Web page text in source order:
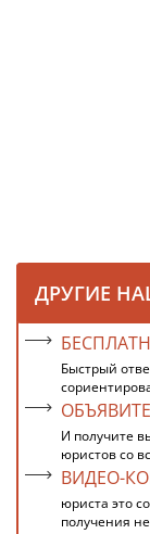
ДРУГИЕ
Быстрый
И получите
юристов со
ВИДЕО-
юриста это
получения